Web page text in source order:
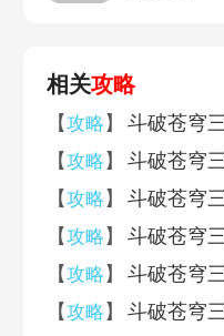
相关攻略
【攻略 】
斗破苍穹
【攻略 】
斗破苍穹
【攻略 】
斗破苍穹
【攻略 】
斗破苍穹
【攻略 】
斗破苍穹
【攻略 】
斗破苍穹